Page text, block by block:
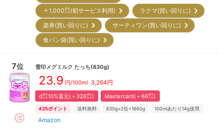
＋1,000㌽(初サービス利用)
ラクマ(買い回りに)
楽券(買い回りに)
サーティワン(買い回りに)
食パン袋(買い回りに)
7位 雪印メグミルク たっち(830g)
23.9 円/100ml 3,264円
d㌽10%還元(＋326㌽) Mastercard(＋66㌽)
425ポイント 送料無料 830g×2缶=1660g 100mlあたり14g使用
Amazon